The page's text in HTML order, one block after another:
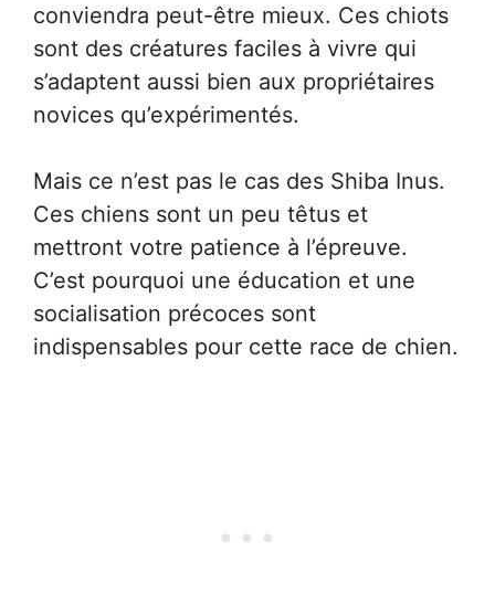
conviendra peut-être mieux. Ces chiots
sont des créatures faciles à vivre qui
s’adaptent aussi bien aux propriétaires
novices qu’expérimentés.
Mais ce n’est pas le cas des Shiba Inus.
Ces chiens sont un peu têtus et
mettront votre patience à l’épreuve.
C’est pourquoi une éducation et une
socialisation précoces sont
indispensables pour cette race de chien.